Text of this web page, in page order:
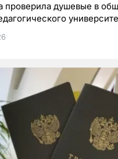
проверила душевые в